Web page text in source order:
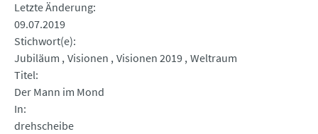
Letzte Änderung
09.07.2019
Stichwort(e)
Jubiläum Visionen Visionen 2019 Weltraum
Titel
Der Mann im Mond
In
drehscheibe